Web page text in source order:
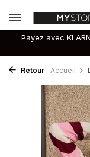
Payez avec
Retour Accueil